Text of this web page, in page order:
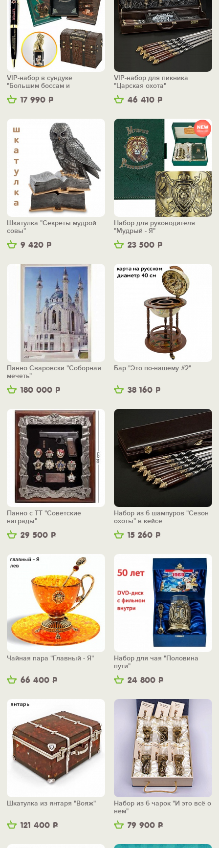
17 990 Р
VIP-набор в сундуке
"Большим боссам и
маленьким"
46 410 Р
VIP-набор для пикника
"Царская охота"
9 420 Р
Шкатулка "Секреты мудрой
совы"
23 500 Р
Набор для руководителя
"Мудрый - Я"
180 000 Р
Панно Сваровски "Соборная
мечеть"
38 160 Р
Бар "Это по-нашему #2"
29 500 Р
Панно с ТТ "Советские
награды"
15 260 Р
Набор из 6 шампуров "Сезон
охоты" в кейсе
66 400 Р
Чайная пара "Главный - Я"
24 800 Р
Набор для чая "Половина
пути"
121 400 Р
Шкатулка из янтаря "Вояж"
79 900 Р
Набор из 6 чарок "И это всё о
нем"